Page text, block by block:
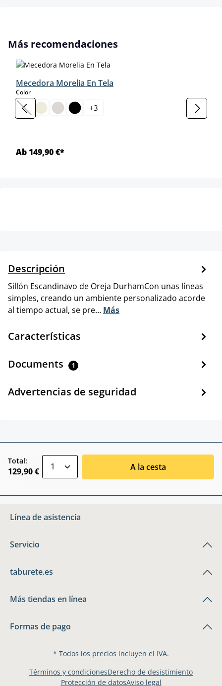
Omitir la galería de productos
Más recomendaciones
Mecedora Morelia En Tela
Colorselect
(Esta opción no está disponible en este momento.)
+3
Ab 149,90 €*
Descripción
Sillón Escandinavo de Oreja DurhamCon unas líneas
simples, creando un ambiente personalizado acorde
al tiempo actual, se pre… Más
Características
Documents 1
Advertencias de seguridad
Total:
129,90 € A la cesta
Línea de asistencia
Servicio
taburete.es
Más tiendas en línea
Formas de pago
* Todos los precios incluyen el IVA.
Términos y condicionesDerecho de desistimiento
Protección de datosAviso legal